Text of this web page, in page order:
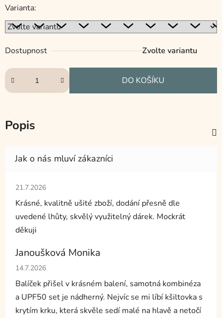
cena:
Varianta:
Dostupnost Zvolte variantu
DO KOŠÍKU
Popis
Hodnocení obchodu je 5 z 5 hvězdiček.
21.7.2026
Krásné, kvalitně ušité zboží, dodání přesně dle
uvedené lhůty, skvělý využitelný dárek. Mockrát
děkuji
Janoušková Monika
Hodnocení obchodu je 5 z 5 hvězdiček.
14.7.2026
Balíček přišel v krásném balení, samotná kombinéza
a UPF50 set je nádherný. Nejvíc se mi líbí kšiltovka s
krytím krku, která skvěle sedí malé na hlavě a netočí